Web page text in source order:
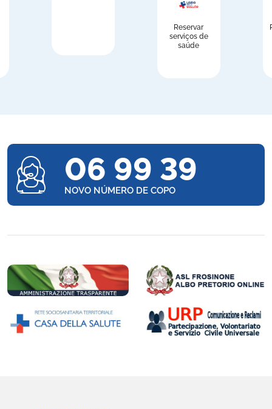
Reservar
serviços de
saúde
06 99 39
NOVO NÚMERO DE COPO